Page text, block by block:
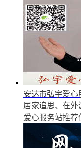
安达市弘宇爱心
居家追思、在外
爱心服务站推荐